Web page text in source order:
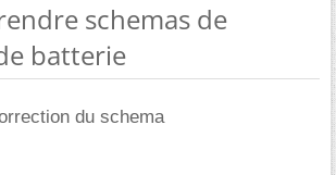
schemas de
batterie
du schema